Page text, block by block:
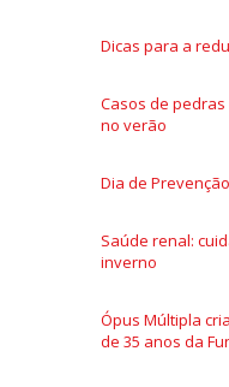
Dicas para a
Casos de
no verão
Dia de
Saúde renal:
inverno
Ópus Múltipla
de 35 anos da